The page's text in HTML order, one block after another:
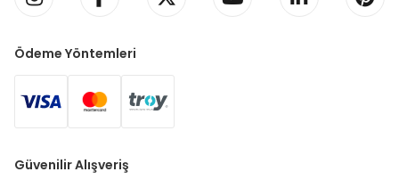
Ödeme Yöntemleri
Güvenilir Alışveriş